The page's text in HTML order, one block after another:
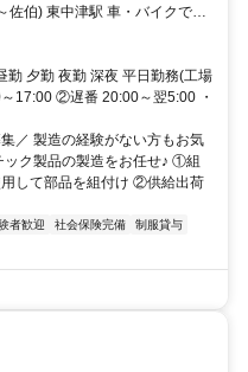
伯) 東中津駅 車・バイクで6
・バイクで9分 JR日豊本線(門
・車通勤OK ・無料駐車場あ
勤 夕勤 夜勤 深夜 平日勤務(工場
17:00 ②遅番 20:00～翌5:00 ・
／ 製造の経験がない方もお気
ク製品の製造をお任せ♪ ①組
して部品を組付け ②供給出荷
者歓迎 社会保険完備
制服貸与